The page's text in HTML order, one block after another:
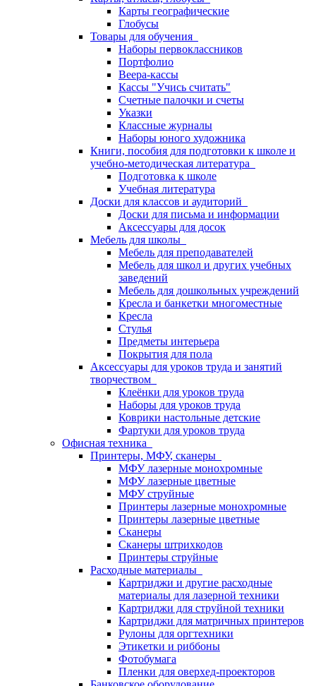
Карты географические
Глобусы
Товары для обучения
Наборы первоклассников
Портфолио
Веера-кассы
Кассы "Учись считать"
Счетные палочки и счеты
Указки
Классные журналы
Наборы юного художника
Книги, пособия для подготовки к школе и
учебно-методическая литература
Подготовка к школе
Учебная литература
Доски для классов и аудиторий
Доски для письма и информации
Аксессуары для досок
Мебель для школы
Мебель для преподавателей
Мебель для школ и других учебных
заведений
Мебель для дошкольных учреждений
Кресла и банкетки многоместные
Кресла
Стулья
Предметы интерьера
Покрытия для пола
Аксессуары для уроков труда и занятий
творчеством
Клеёнки для уроков труда
Наборы для уроков труда
Коврики настольные детские
Фартуки для уроков труда
Офисная техника
Принтеры, МФУ, сканеры
МФУ лазерные монохромные
МФУ лазерные цветные
МФУ струйные
Принтеры лазерные монохромные
Принтеры лазерные цветные
Сканеры
Сканеры штрихкодов
Принтеры струйные
Расходные материалы
Картриджи и другие расходные
материалы для лазерной техники
Картриджи для струйной техники
Картриджи для матричных принтеров
Рулоны для оргтехники
Этикетки и риббоны
Фотобумага
Пленки для оверхед-проекторов